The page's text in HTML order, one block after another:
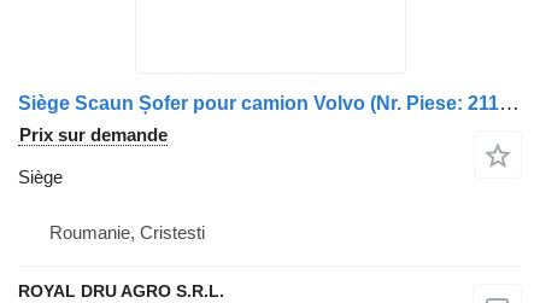
Siège Scaun Șofer pour camion Volvo (Nr. Piese: 21139494, 21423672)
Prix sur demande
Siège
Roumanie, Cristesti
ROYAL DRU AGRO S.R.L.